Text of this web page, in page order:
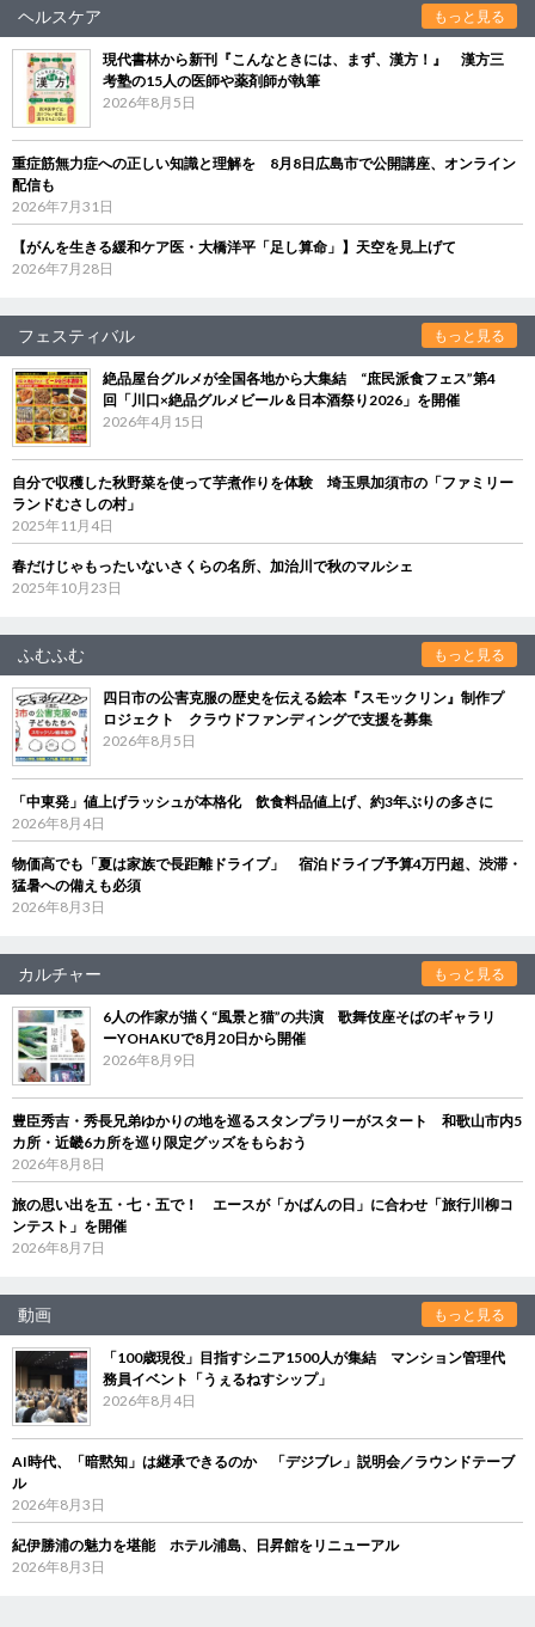
ヘルスケア もっと見る
現代書林から新刊『こんなときには、まず、漢方！』 漢方三
考塾の15人の医師や薬剤師が執筆
2026年8月5日
重症筋無力症への正しい知識と理解を 8月8日広島市で公開講座、オンライン
配信も
2026年7月31日
【がんを生きる緩和ケア医・大橋洋平「足し算命」】天空を見上げて
2026年7月28日
フェスティバル もっと見る
絶品屋台グルメが全国各地から大集結 “庶民派食フェス”第4
回「川口×絶品グルメビール＆日本酒祭り2026」を開催
2026年4月15日
自分で収穫した秋野菜を使って芋煮作りを体験 埼玉県加須市の「ファミリー
ランドむさしの村」
2025年11月4日
春だけじゃもったいないさくらの名所、加治川で秋のマルシェ
2025年10月23日
ふむふむ もっと見る
四日市の公害克服の歴史を伝える絵本『スモックリン』制作プ
ロジェクト クラウドファンディングで支援を募集
2026年8月5日
「中東発」値上げラッシュが本格化 飲食料品値上げ、約3年ぶりの多さに
2026年8月4日
物価高でも「夏は家族で長距離ドライブ」 宿泊ドライブ予算4万円超、渋滞・
猛暑への備えも必須
2026年8月3日
カルチャー もっと見る
6人の作家が描く“風景と猫”の共演 歌舞伎座そばのギャラリ
ーYOHAKUで8月20日から開催
2026年8月9日
豊臣秀吉・秀長兄弟ゆかりの地を巡るスタンプラリーがスタート 和歌山市内5
カ所・近畿6カ所を巡り限定グッズをもらおう
2026年8月8日
旅の思い出を五・七・五で！ エースが「かばんの日」に合わせ「旅行川柳コ
ンテスト」を開催
2026年8月7日
動画 もっと見る
「100歳現役」目指すシニア1500人が集結 マンション管理代
務員イベント「うぇるねすシップ」
2026年8月4日
AI時代、「暗黙知」は継承できるのか 「デジブレ」説明会／ラウンドテーブ
ル
2026年8月3日
紀伊勝浦の魅力を堪能 ホテル浦島、日昇館をリニューアル
2026年8月3日